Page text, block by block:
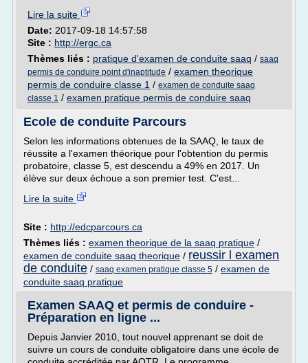
Lire la suite
Date: 2017-09-18 14:57:58
Site : http://ergc.ca
Thèmes liés : pratique d'examen de conduite saaq / saaq
permis de conduire point d'inaptitude / examen theorique
permis de conduire classe 1 / examen de conduite saaq
classe 1 / examen pratique permis de conduire saaq
Ecole de conduite Parcours
Selon les informations obtenues de la SAAQ, le taux de
réussite a l'examen théorique pour l'obtention du permis
probatoire, classe 5, est descendu a 49% en 2017. Un
élève sur deux échoue a son premier test. C'est...
Lire la suite
Site : http://edcparcours.ca
Thèmes liés : examen theorique de la saaq pratique /
examen de conduite saaq theorique / reussir l examen
de conduite / saaq examen pratique classe 5 / examen de
conduite saaq pratique
Examen SAAQ et permis de conduire -
Préparation en ligne ...
Depuis Janvier 2010, tout nouvel apprenant se doit de
suivre un cours de conduite obligatoire dans une école de